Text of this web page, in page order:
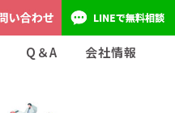
Q＆A 会社情報